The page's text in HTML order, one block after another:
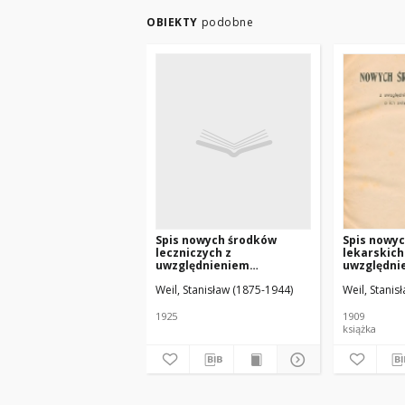
OBIEKTY podobne
Spis nowych środków
leczniczych z
uwzględnieniem
ich składzie, synonimach i
Weil, Stanisław (1875-1944)
1925
Spis
lekarskich
ich
Weil,
1909
książka